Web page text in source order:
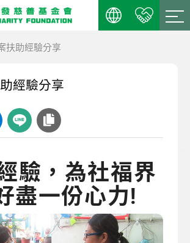
扶助經驗分享
經驗分享
驗，為社福界
盡一份心力!